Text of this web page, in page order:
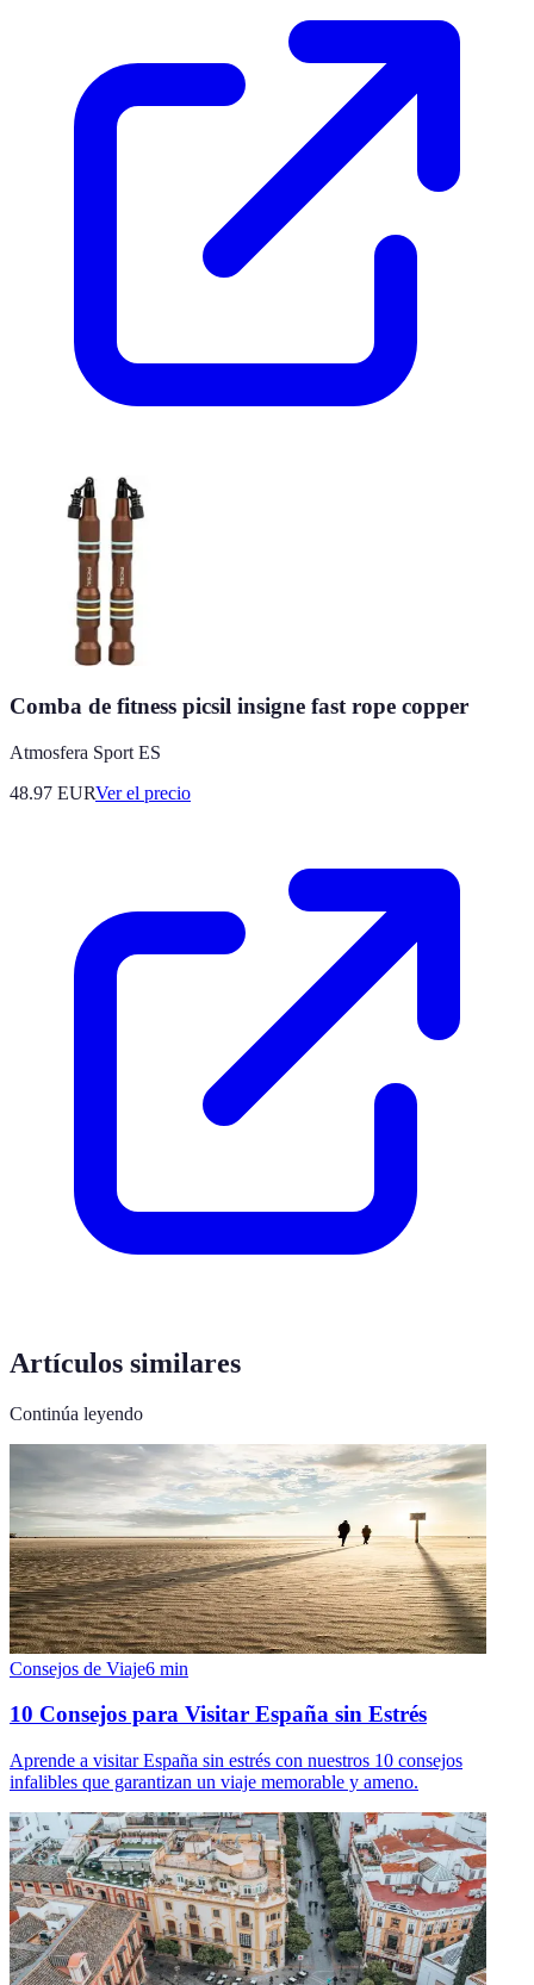
Comba de fitness picsil insigne fast rope copper
Atmosfera Sport ES
48.97 EURVer el precio
Artículos similares
Continúa leyendo
Consejos de Viaje6 min
10 Consejos para Visitar España sin Estrés
Aprende a visitar España sin estrés con nuestros 10 consejos
infalibles que garantizan un viaje memorable y ameno.